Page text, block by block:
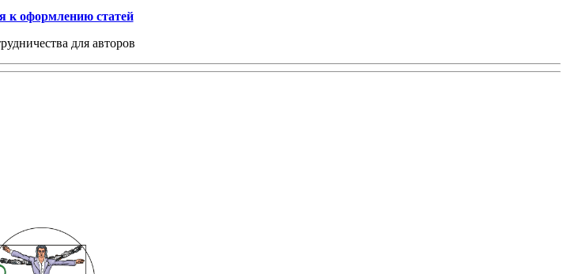
к оформлению статей
для авторов